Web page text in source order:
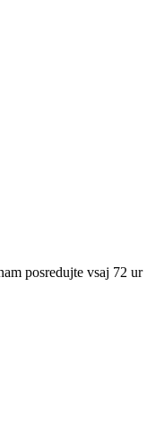
posredujte vsaj 72 ur